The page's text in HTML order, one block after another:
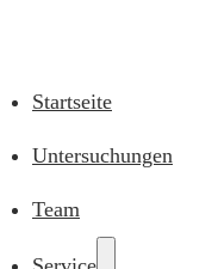
Startseite
Untersuchungen
Team